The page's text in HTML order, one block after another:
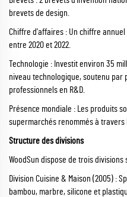
brevets de design.
Chiffre d'affaires : Un chiffre
entre 2020 et 2022.
Technologie : Investit environ 35
niveau technologique, soutenu par
professionnels en R&D.
Présence mondiale : Les produits
supermarchés renommés à travers
Structure des divisions
WoodSun dispose de trois divisions
Division Cuisine & Maison (2005) :
bambou, marbre, silicone et